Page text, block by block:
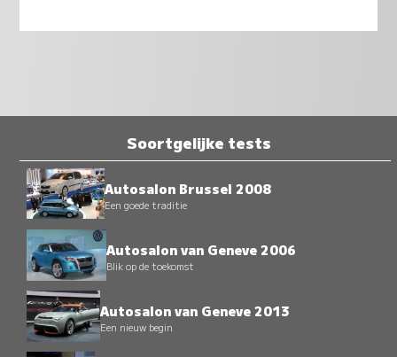
Soortgelijke tests
Autosalon Brussel 2008
Een goede traditie
Autosalon van Geneve 2006
Blik op de toekomst
Autosalon van Geneve 2013
Een nieuw begin